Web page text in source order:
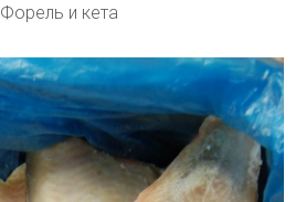
Форель и кета